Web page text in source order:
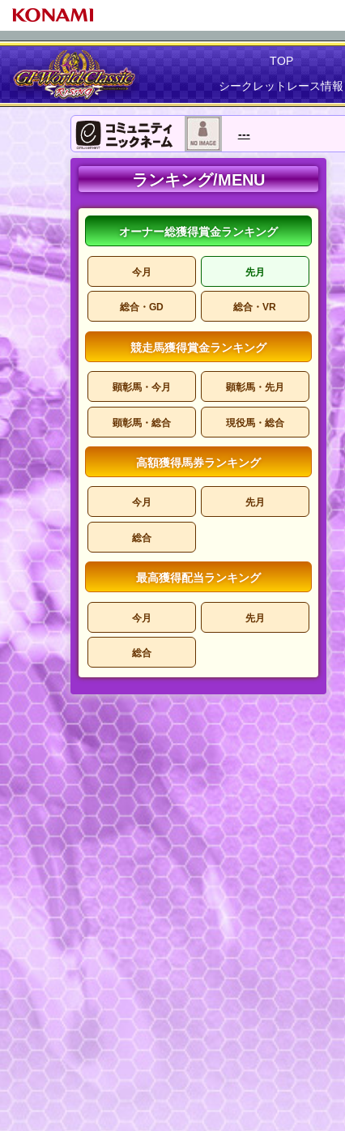
TOP
シークレットレース情報
---
ランキング/MENU
オーナー総獲得賞金ランキング
今月 先月
総合・GD 総合・VR
競走馬獲得賞金ランキング
顕彰馬・今月 顕彰馬・先月
顕彰馬・総合 現役馬・総合
高額獲得馬券ランキング
今月 先月
総合
最高獲得配当ランキング
今月 先月
総合